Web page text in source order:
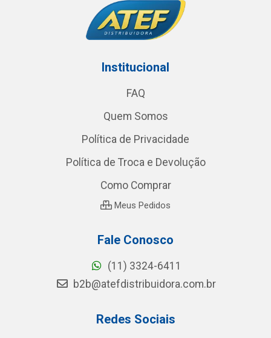
Institucional
FAQ
Quem Somos
Política de Privacidade
Política de Troca e Devolução
Como Comprar
Meus Pedidos
Fale Conosco
(11) 3324-6411
b2b@atefdistribuidora.com.br
Redes Sociais